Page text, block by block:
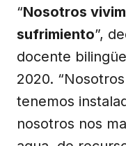
“Nosotros
sufrimiento”,
docente
2020.
tenemos
nosotros nos